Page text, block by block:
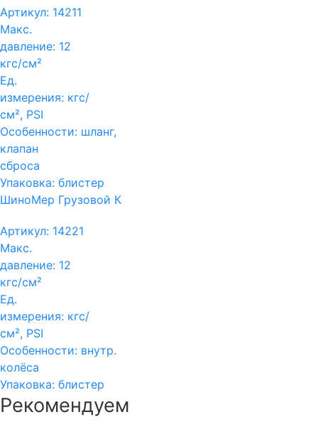
Артикул: 14211
Макс.
давление: 12
кгс/см²
Ед.
измерения: кгс/
см², PSI
Особенности: шланг,
клапан
сброса
Упаковка: блистер
ШиноМер Грузовой К
Артикул: 14221
Макс.
давление: 12
кгс/см²
Ед.
измерения: кгс/
см², PSI
Особенности: внутр.
колёса
Упаковка: блистер
Рекомендуем